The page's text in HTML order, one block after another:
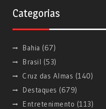
Categorias
Bahia (67)
Brasil (53)
Cruz das Almas (140)
Destaques (679)
Entretenimento (113)